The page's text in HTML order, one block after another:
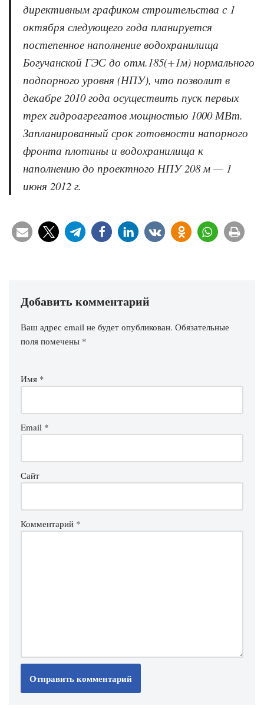
директивным графиком строительства с 1
октября следующего года планируется
постепенное наполнение водохранилища
Богучанской ГЭС до отм.185(+1м) нормального
подпорного уровня (НПУ), что позволит в
декабре 2010 года осуществить пуск первых
трех гидроагрегатов мощностью 1000 МВт.
Запланированный срок готовности напорного
фронта плотины и водохранилища к
наполнению до проектного НПУ 208 м — 1
июня 2012 г.
Добавить комментарий
Ваш адрес email не будет опубликован. Обязательные
поля помечены *
Имя *
Email *
Сайт
Комментарий *